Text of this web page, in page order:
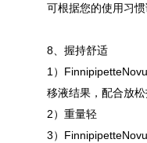
可根据您的使用习
8、握持舒适
1）
移液结果，配合放
2）重量轻
3）